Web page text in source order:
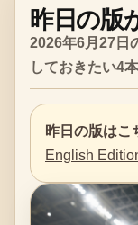
昨日の版
2026年6月27日
しておきたい4本
昨日の版はこ
English